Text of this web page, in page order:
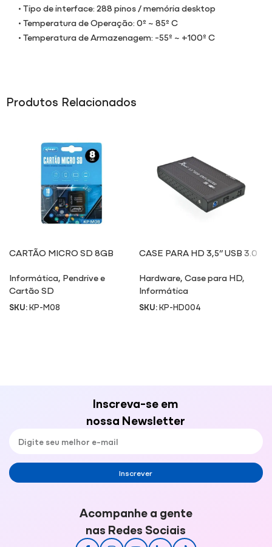
• Tipo de interface: 288 pinos / memória desktop
• Temperatura de Operação: 0º ~ 85º C
• Temperatura de Armazenagem: -55º ~ +100º C
Produtos Relacionados
CARTÃO MICRO SD 8GB
Informática, Pendrive e
Cartão SD
SKU:KP-M08
CASE PARA HD 3,5” USB 3.0
Hardware,Case para HD,
Informática
SKU:KP-HD004
Inscreva-se em
nossa Newsletter
Inscrever
Acompanhe a gente
nas Redes Sociais